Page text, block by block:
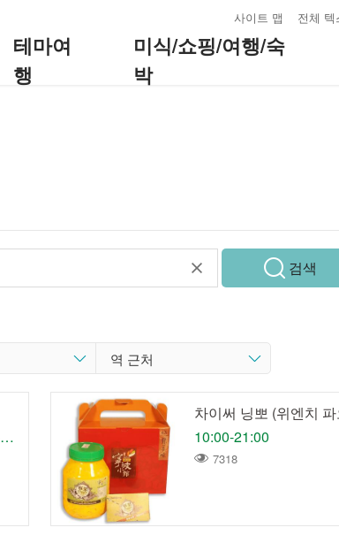
사이트 맵 전체 텍
테마여
행
미식/쇼핑/여행/숙
박
검색
Lunch：AM11:30-PM14:00 Dinner：PM17:30-PM21:00
차이써 닝뽀 (위엔치
10:00-21:00
7318